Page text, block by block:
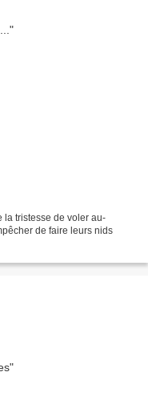
la tristesse de voler au-
de faire leurs nids